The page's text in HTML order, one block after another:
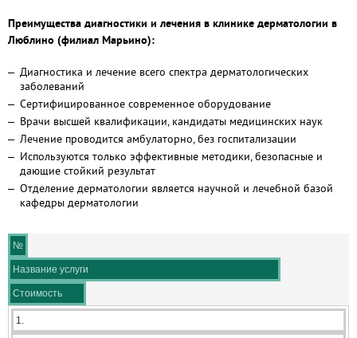
Преимущества диагностики и лечения в клинике дерматологии в
Люблино (филиал Марьино):
Диагностика и лечение всего спектра дерматологических
заболеваний
Сертифицированное современное оборудование
Врачи высшей квалификации, кандидаты медицинских наук
Лечение проводится амбулаторно, без госпитализации
Используются только эффективные методики, безопасные и
дающие стойкий результат
Отделение дерматологии является научной и лечебной базой
кафедры дерматологии
№
Название услуги
Стоимость
1.